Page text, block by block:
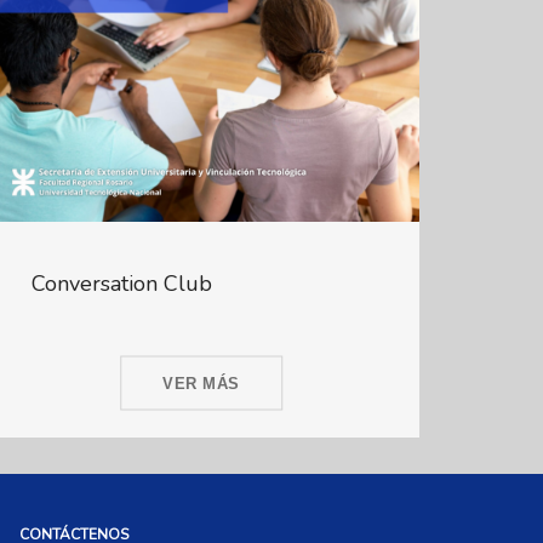
Conversation Club
VER MÁS
CONTÁCTENOS